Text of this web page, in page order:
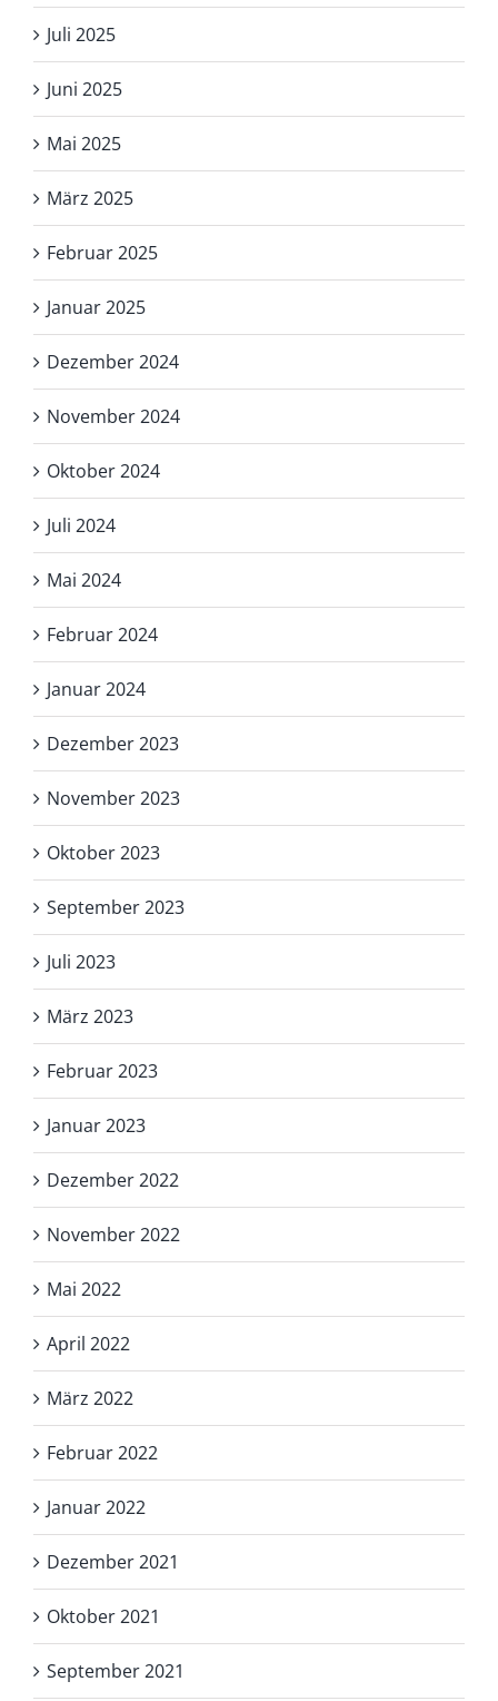
Juli 2025
Juni 2025
Mai 2025
März 2025
Februar 2025
Januar 2025
Dezember 2024
November 2024
Oktober 2024
Juli 2024
Mai 2024
Februar 2024
Januar 2024
Dezember 2023
November 2023
Oktober 2023
September 2023
Juli 2023
März 2023
Februar 2023
Januar 2023
Dezember 2022
November 2022
Mai 2022
April 2022
März 2022
Februar 2022
Januar 2022
Dezember 2021
Oktober 2021
September 2021